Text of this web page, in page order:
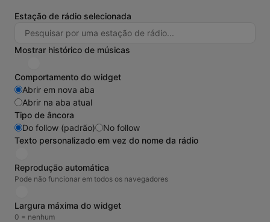
Estação de rádio selecionada
Mostrar histórico de músicas
Comportamento do widget
Abrir em nova aba
Abrir na aba atual
Tipo de âncora
Do follow (padrão)
No follow
Texto personalizado em vez do nome da rádio
Reprodução automática
Pode não funcionar em todos os navegadores
Largura máxima do widget
0 = nenhum